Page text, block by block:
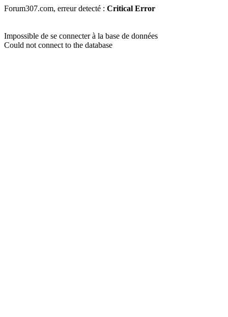
Forum307.com, erreur detecté : Critical Error
Impossible de se connecter à la base de données
Could not connect to the database